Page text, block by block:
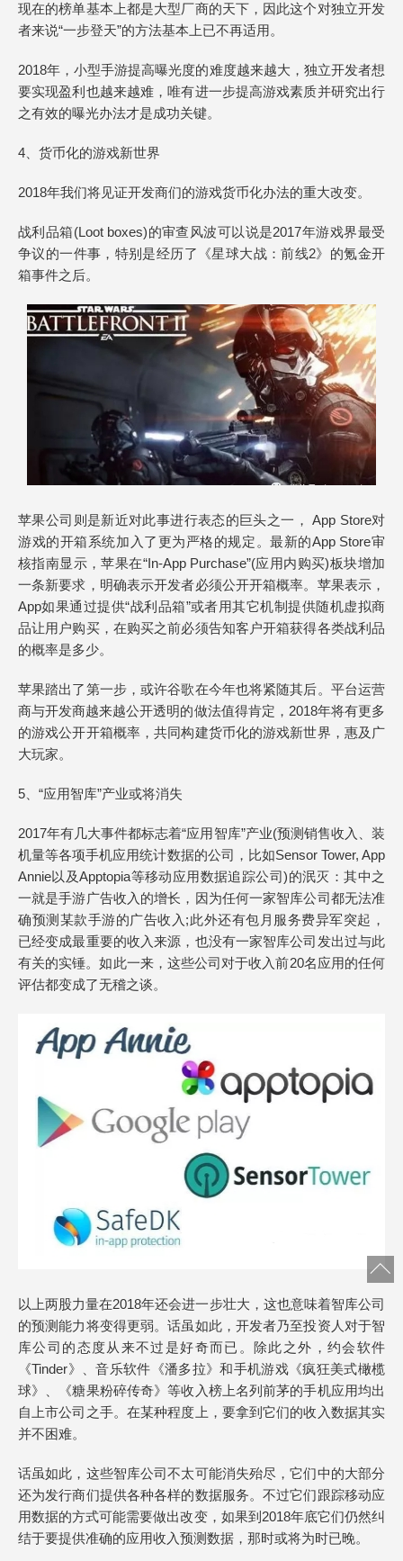
现在的榜单基本上都是大型厂商的天下，因此这个对独立开发
者来说“一步登天”的方法基本上已不再适用。
2018年，小型手游提高曝光度的难度越来越大，独立开发者想
要实现盈利也越来越难，唯有进一步提高游戏素质并研究出行
之有效的曝光办法才是成功关键。
4、货币化的游戏新世界
2018年我们将见证开发商们的游戏货币化办法的重大改变。
战利品箱(Loot boxes)的审查风波可以说是2017年游戏界最受
争议的一件事，特别是经历了《星球大战：前线2》的氪金开
箱事件之后。
苹果公司则是新近对此事进行表态的巨头之一， App Store对
游戏的开箱系统加入了更为严格的规定。最新的App Store审
核指南显示，苹果在“In-App Purchase”(应用内购买)板块增加
一条新要求，明确表示开发者必须公开开箱概率。苹果表示，
App如果通过提供“战利品箱”或者用其它机制提供随机虚拟商
品让用户购买，在购买之前必须告知客户开箱获得各类战利品
的概率是多少。
苹果踏出了第一步，或许谷歌在今年也将紧随其后。平台运营
商与开发商越来越公开透明的做法值得肯定，2018年将有更多
的游戏公开开箱概率，共同构建货币化的游戏新世界，惠及广
大玩家。
5、“应用智库”产业或将消失
2017年有几大事件都标志着“应用智库”产业(预测销售收入、装
机量等各项手机应用统计数据的公司，比如Sensor Tower, App
Annie以及Apptopia等移动应用数据追踪公司)的泯灭：其中之
一就是手游广告收入的增长，因为任何一家智库公司都无法准
确预测某款手游的广告收入;此外还有包月服务费异军突起，
已经变成最重要的收入来源，也没有一家智库公司发出过与此
有关的实锤。如此一来，这些公司对于收入前20名应用的任何
评估都变成了无稽之谈。
以上两股力量在2018年还会进一步壮大，这也意味着智库公司
的预测能力将变得更弱。话虽如此，开发者乃至投资人对于智
库公司的态度从来不过是好奇而已。除此之外，约会软件
《Tinder》、音乐软件《潘多拉》和手机游戏《疯狂美式橄榄
球》、《糖果粉碎传奇》等收入榜上名列前茅的手机应用均出
自上市公司之手。在某种程度上，要拿到它们的收入数据其实
并不困难。
话虽如此，这些智库公司不太可能消失殆尽，它们中的大部分
还为发行商们提供各种各样的数据服务。不过它们跟踪移动应
用数据的方式可能需要做出改变，如果到2018年底它们仍然纠
结于要提供准确的应用收入预测数据，那时或将为时已晚。